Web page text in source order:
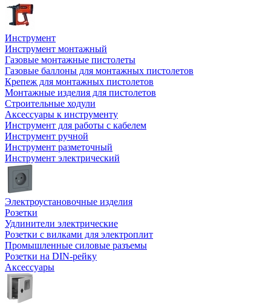
Инструмент
Инструмент монтажный
Газовые монтажные пистолеты
Газовые баллоны для монтажных пистолетов
Крепеж для монтажных пистолетов
Монтажные изделия для пистолетов
Строительные ходули
Аксессуары к инструменту
Инструмент для работы с кабелем
Инструмент ручной
Инструмент разметочный
Инструмент электрический
Электроустановочные изделия
Розетки
Удлинители электрические
Розетки с вилками для электроплит
Промышленные силовые разъемы
Розетки на DIN-рейку
Аксессуары